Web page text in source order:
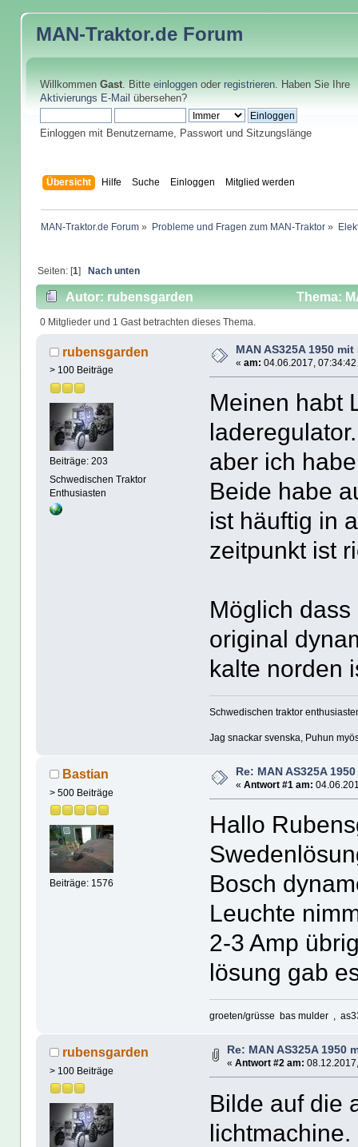
MAN-Traktor.de Forum
Willkommen Gast. Bitte einloggenoder registrieren. Haben Sie Ihre
Aktivierungs E-Mail übersehen?
Einloggen mit Benutzername, Passwort und Sitzungslänge
Übersicht Hilfe Suche Einloggen Mitglied werden
MAN-Traktor.de Forum » Probleme und Fragen zum MAN-Traktor »
Seiten: [1] Nach unten
Autor: rubensgarden Thema:
0 Mitglieder und 1 Gast betrachten dieses Thema.
rubensgarden
> 100 Beiträge
Beiträge: 203
Schwedischen Traktor
Enthusiasten
MAN AS325A 1950
« am: 04.06.2017, 07:34:42
Meinen habt
aber ich
Beide habe
ist häuftig in
zeitpunkt ist
Möglich
original
kalte norden
Schwedischen traktor
Jag snackar svenska, Puhun
Bastian
> 500 Beiträge
Beiträge: 1576
Re: MAN AS325A
« Antwort #1 am:
Hallo
Bosch
Leuchte
2-3 Amp
lösung gab
groeten/grüsse bas mulder ,
rubensgarden
> 100 Beiträge
Re: MAN AS325A 1950
« Antwort #2 am:
Bilde auf die
lichtmachine.